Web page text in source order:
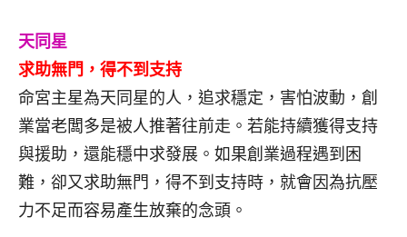
天同星
求助無門，得不到支持
命宮主星為天同星的人，追求穩定，害怕波動，創
業當老闆多是被人推著往前走。若能持續獲得支持
與援助，還能穩中求發展。如果創業過程遇到困
難，卻又求助無門，得不到支持時，就會因為抗壓
力不足而容易產生放棄的念頭。